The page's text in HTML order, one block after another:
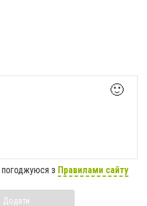
🙂
з Правилами сайту
Додати